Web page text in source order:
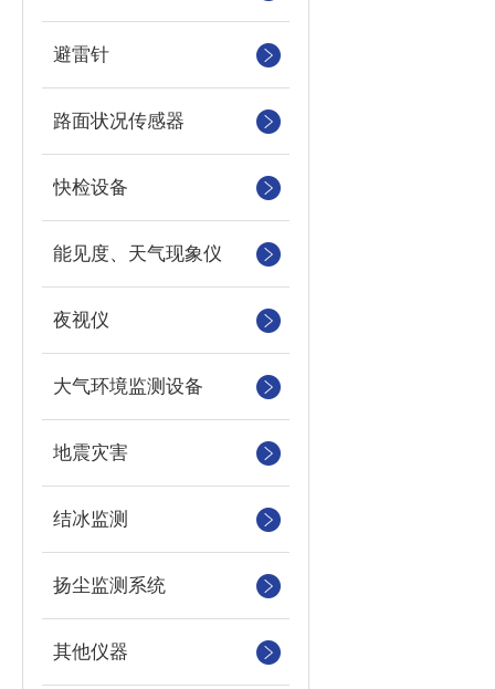
避雷针
路面状况传感器
快检设备
能见度、天气现象仪
夜视仪
大气环境监测设备
地震灾害
结冰监测
扬尘监测系统
其他仪器